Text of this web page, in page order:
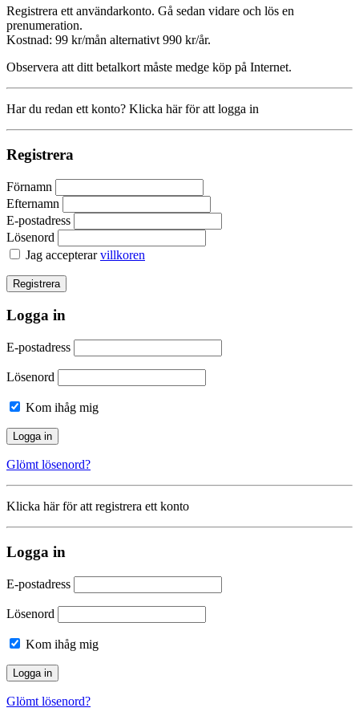
Registrera ett användarkonto. Gå sedan vidare och lös en
prenumeration.
Kostnad: 99 kr/mån alternativt 990 kr/år.
Observera att ditt betalkort måste medge köp på Internet.
Har du redan ett konto? Klicka här för att logga in
Registrera
Förnamn
Efternamn
E-postadress
Lösenord
Jag accepterarvillkoren
Logga in
E-postadress
Lösenord
Kom ihåg mig
Glömt lösenord?
Klicka här för att registrera ett konto
Logga in
E-postadress
Lösenord
Kom ihåg mig
Glömt lösenord?